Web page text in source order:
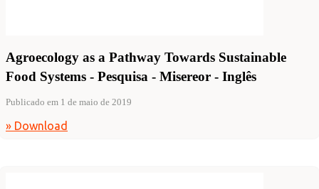
Agroecology as a Pathway Towards Sustainable
Food Systems - Pesquisa - Misereor - Inglês
Publicado em 1 de maio de 2019
» Download